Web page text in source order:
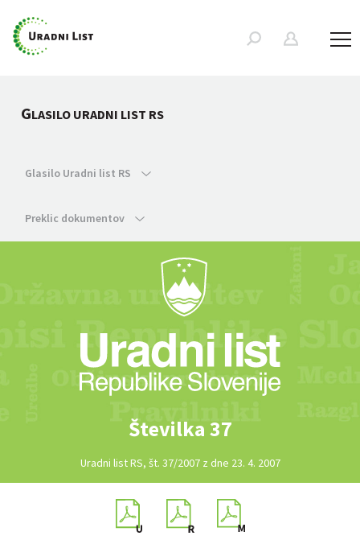
GLASILO URADNI LIST RS
Glasilo Uradni list RS
Preklic dokumentov
Številka 37
Uradni list RS, št. 37/2007 z dne 23. 4. 2007